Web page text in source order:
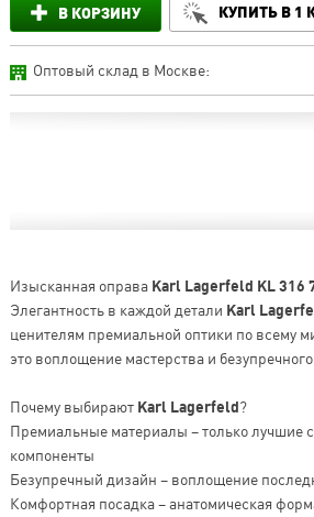
В КОРЗИНУ КУПИТЬ В 1
Оптовый склад в Москве:
Изысканная оправа Karl Lagerfeld KL 316
Элегантность в каждой детали Karl
ценителям премиальной оптики по всему
это воплощение мастерства и
Почему выбирают Karl Lagerfeld?
Премиальные материалы – только лучшие
компоненты
Безупречный дизайн – воплощение
Комфортная посадка – анатомическая